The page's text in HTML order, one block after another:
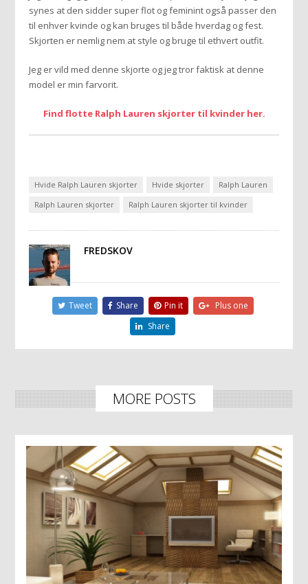
synes at den sidder super flot og feminint også passer den
til enhver kvinde og kan bruges til både hverdag og fest.
Skjorten er nemlig nem at style og bruge til ethvert outfit.
Jeg er vild med denne skjorte og jeg tror faktisk at denne
model er min farvorit.
Find flotte Ralph Lauren skjorter til kvinder her.
Hvide Ralph Lauren skjorter Hvide skjorter
Ralph Lauren
Ralph Lauren skjorter
Ralph Lauren skjorter til kvinder
FREDSKOV
Tweet Share Pin it
Plus one
Share
MORE POSTS